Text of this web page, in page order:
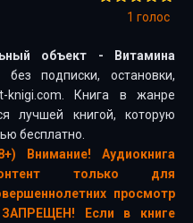
1 голос
объект - Витамина
подписки, остановки,
knigi.com. Книга в жанре
лучшей книгой, которую
бесплатно.
Внимание! Аудиокнига
только для
просмотр
Если в книге